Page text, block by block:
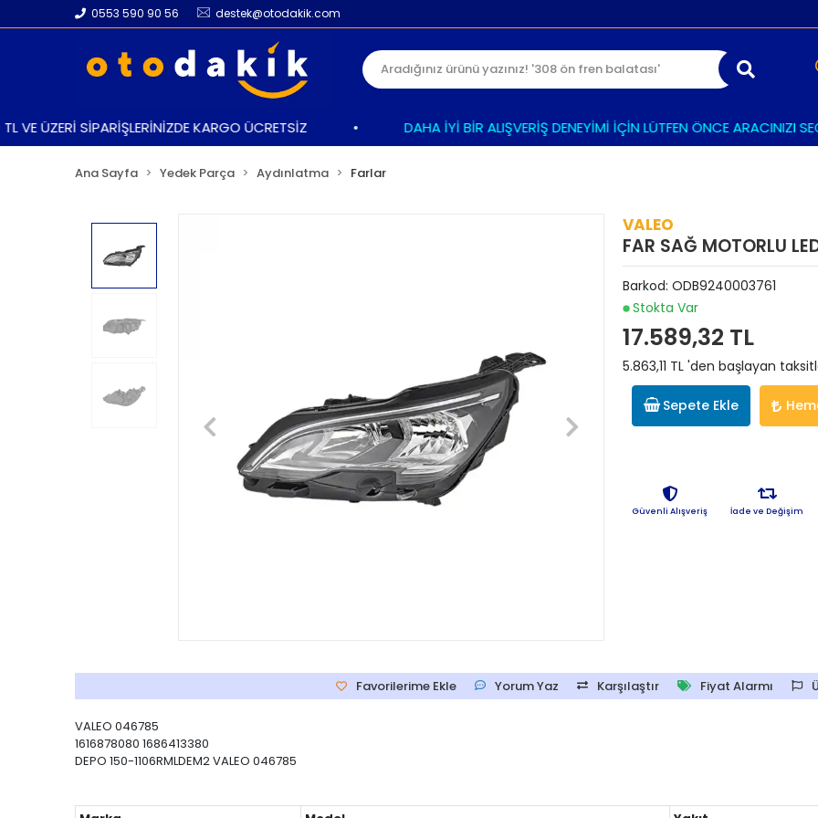
ÜZERİ SİPARİŞLERİNİZDE KARGO ÜCRETSİZ DAHA İYİ BİR ALIŞVERİŞ DENEYİMİ İÇİN LÜTFEN ÖNCE ARACINIZI
0553 590 90 56 destek@otodakik.com
Ana Sayfa Yedek Parça Aydınlatma Farlar
VALEO
FAR SAĞ MOTORLU
Barkod: ODB9240003761
Stokta Var
17.589,32 TL
5.863,11 TL 'den başlayan
Sepete Ekle
Güvenli Alışveriş İade ve Değişim
Favorilerime Ekle Yorum Yaz Karşılaştır Fiyat Alarmı
VALEO 046785
1616878080 1686413380
DEPO 150-1106RMLDEM2 VALEO 046785